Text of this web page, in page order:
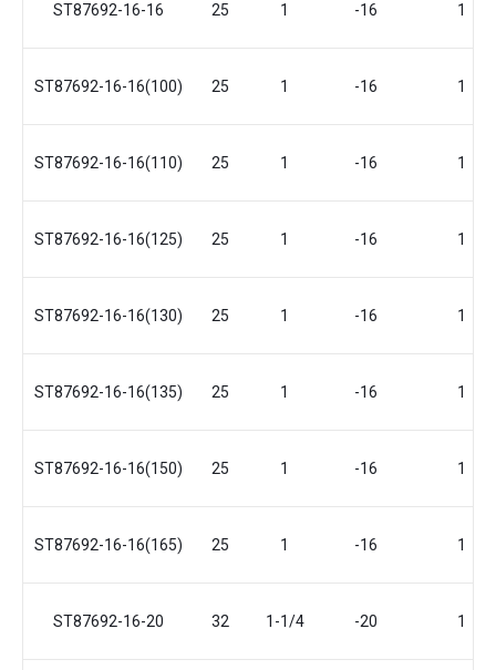
ST87692-16-16 25 1 -16 1
ST87692-16-16(100) 25 1 -16 1
ST87692-16-16(110) 25 1 -16 1
ST87692-16-16(125) 25 1 -16 1
ST87692-16-16(130) 25 1 -16 1
ST87692-16-16(135) 25 1 -16 1
ST87692-16-16(150) 25 1 -16 1
ST87692-16-16(165) 25 1 -16 1
ST87692-16-20 32 1-1/4 -20 1